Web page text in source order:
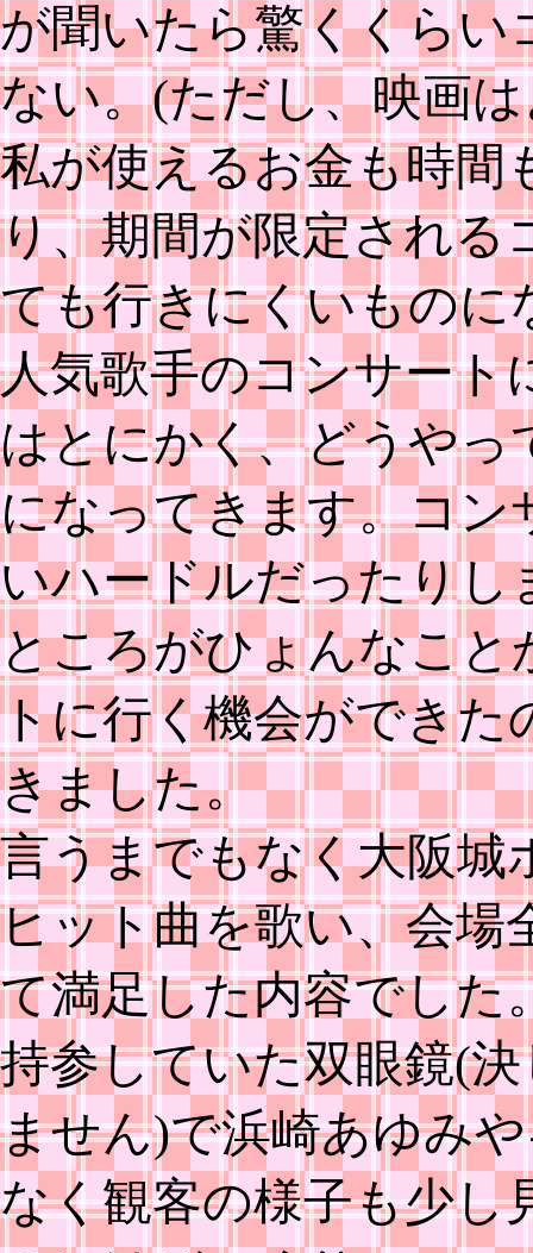
が聞いたら驚くくらい
ない。(ただし、映画
私が使えるお金も時間
り、期間が限定される
ても行きにくいものに
人気歌手のコンサート
はとにかく、どうやっ
になってきます。コン
いハードルだったりし
ところがひょんなこと
トに行く機会ができた
きました。
言うまでもなく大阪城
ヒット曲を歌い、会場
て満足した内容でした
持参していた双眼鏡(
ません)で浜崎あゆみ
なく観客の様子も少し